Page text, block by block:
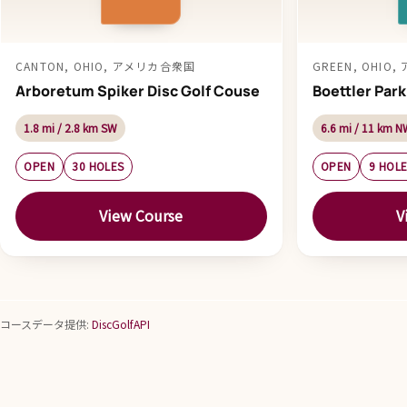
CANTON, OHIO, アメリカ合衆国
Arboretum Spiker Disc Golf Couse
1.8 mi / 2.8 km SW
OPEN 30 HOLES
View Course
GREEN, OHIO,
Boettler Park
6.6 mi / 11 km
OPEN 9
コースデータ提供: DiscGolfAPI